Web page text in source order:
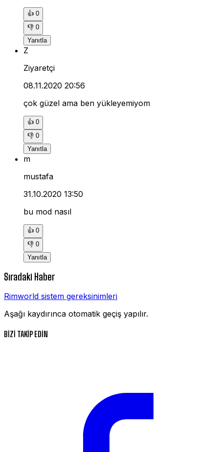
👍 0
👎 0
Yanıtla
Z
Ziyaretçi
08.11.2020 20:56
çok güzel ama ben yükleyemiyom
👍 0
👎 0
Yanıtla
m
mustafa
31.10.2020 13:50
bu mod nasıl
👍 0
👎 0
Yanıtla
Sıradaki Haber
Rimworld sistem gereksinimleri
Aşağı kaydırınca otomatik geçiş yapılır.
BİZİ TAKİP EDİN